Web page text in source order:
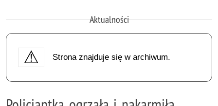
Aktualności
Strona znajduje się w archiwum.